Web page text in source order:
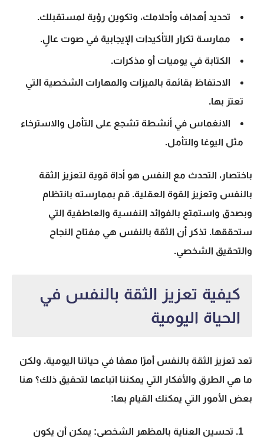
تحديد أهداف وأحلامك، وتكوين رؤية لمستقبلك.
ممارسة تكرار التأكيدات الإيجابية في صوت عالٍ.
الكتابة في يوميات أو مذكرات.
الاحتفاظ بقائمة بالميزات والمهارات الشخصية التي
تعتز بها.
الانغماس في أنشطة تشجع على التأمل والاسترخاء
مثل اليوغا والتأمل.
باختصار، التحدث مع النفس هو أداة قوية لتعزيز الثقة
بالنفس وتعزيز القوة العقلية. قم بممارسته بانتظام
وبصدق واستمتع بالفوائد النفسية والعاطفية التي
ستحققها. تذكر أن الثقة بالنفس هي مفتاح النجاح
والتحقيق الشخصي.
كيفية تعزيز الثقة بالنفس في
الحياة اليومية
تعد تعزيز الثقة بالنفس أمرًا مهمًا في حياتنا اليومية. ولكن
ما هي الطرق والأفكار التي يمكننا اتباعها لتحقيق ذلك؟ هنا
بعض الأمور التي يمكنك القيام بها:
تحسين العناية بالمظهر الشخصي: يمكن أن يكون